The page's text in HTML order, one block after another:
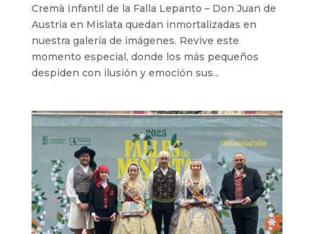
Cremà Infantil de la Falla Lepanto – Don Juan de
Austria en Mislata quedan inmortalizadas en
nuestra galería de imágenes. Revive este
momento especial, donde los más pequeños
despiden con ilusión y emoción sus...